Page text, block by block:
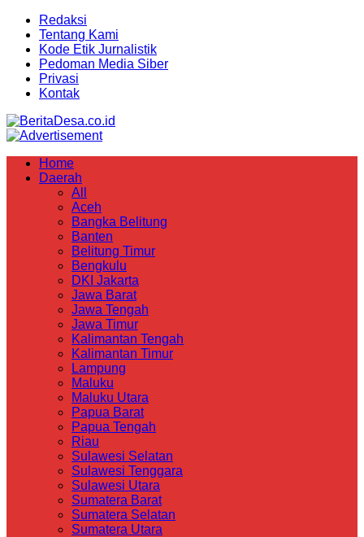
Redaksi
Tentang Kami
Kode Etik Jurnalistik
Pedoman Media Siber
Privasi
Kontak
Home
Daerah
All
Aceh
Bangka Belitung
Banten
Belitung Timur
Bengkulu
DKI Jakarta
Jawa Barat
Jawa Tengah
Jawa Timur
Kalimantan Tengah
Kalimantan Timur
Lampung
Maluku
Maluku Utara
Papua Barat
Papua Tengah
Riau
Sulawesi Selatan
Sulawesi Tenggara
Sulawesi Utara
Sumatera Barat
Sumatera Selatan
Sumatera Utara